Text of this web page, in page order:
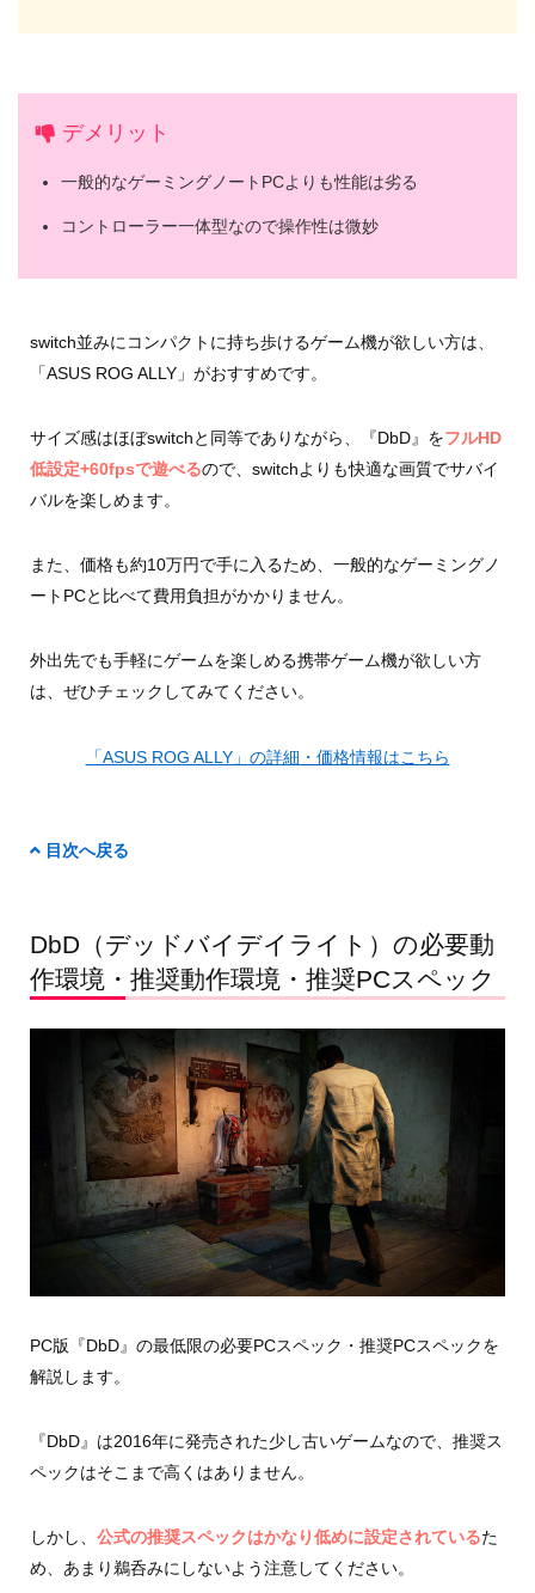
デメリット
一般的なゲーミングノートPCよりも性能は劣る
コントローラー一体型なので操作性は微妙
switch並みにコンパクトに持ち歩けるゲーム機が欲しい方は、
「ASUS ROG ALLY」がおすすめです。
サイズ感はほぼswitchと同等でありながら、『DbD』をフルHD
低設定+60fpsで遊べるので、switchよりも快適な画質でサバイ
バルを楽しめます。
また、価格も約10万円で手に入るため、一般的なゲーミングノ
ートPCと比べて費用負担がかかりません。
外出先でも手軽にゲームを楽しめる携帯ゲーム機が欲しい方
は、ぜひチェックしてみてください。
「ASUS ROG ALLY」の詳細・価格情報はこちら
目次へ戻る
DbD（デッドバイデイライト）の必要動
作環境・推奨動作環境・推奨PCスペック
PC版『DbD』の最低限の必要PCスペック・推奨PCスペックを
解説します。
『DbD』は2016年に発売された少し古いゲームなので、推奨ス
ペックはそこまで高くはありません。
しかし、 公式の推奨スペックはかなり低めに設定されているた
め、あまり鵜呑みにしないよう注意してください。